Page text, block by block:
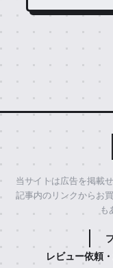
当サイトは広告を掲載
記事内のリンクからお
も
レビュー依頼